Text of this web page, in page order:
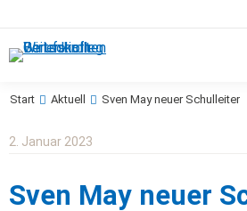
Sie befinden sich hier:
Start Aktuell Sven May neuer Schulleiter
2. Januar 2023
Sven May neuer